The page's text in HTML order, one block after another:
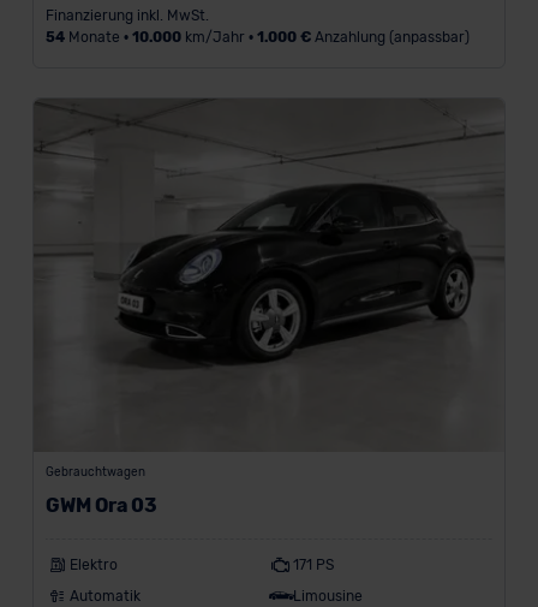
Finanzierung inkl. MwSt.
54Monate • 10.000km/Jahr • 1.000 €Anzahlung (anpassbar)
Gebrauchtwagen
GWM Ora 03
Elektro
171 PS
Automatik
Limousine